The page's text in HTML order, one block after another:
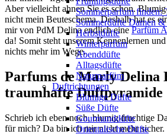
Sommerparfum finden:
Sommerdüfte Damen
Herbstdüfte
Winterparfum
Abenddüfte
Alltagsdüfte
Naturparfüm
Duftrichtungen
Blumige Düfte
Süße Düfte
Gourmanddüfte
Orientalische Düfte
Aber vielleicht ahnen Sie es schon.
nicht mein Beuteschema. Deshalb hat es
mir von PdM Delina endlich eineParfüm
da! Somit steht unserem Kennenlernen
nichts mehr im Wege.
Parfums de Marly Delina
traumhafte Duftpyramide
Schrieb ich eben noch, blumig-fruchtige
für mich? Da bin ich mir nicht mehr